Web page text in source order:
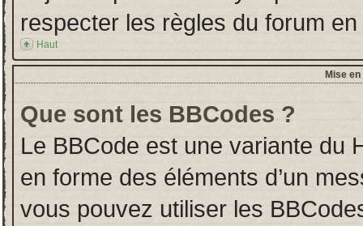
respecter les règles du forum
Haut
Mise
Que sont les BBCodes ?
Le BBCode est une variante du
en forme des éléments d’un
vous pouvez utiliser les